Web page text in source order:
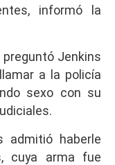
informó la
preguntó Jenkins
a la policía
sexo con su
admitió haberle
cuya arma fue